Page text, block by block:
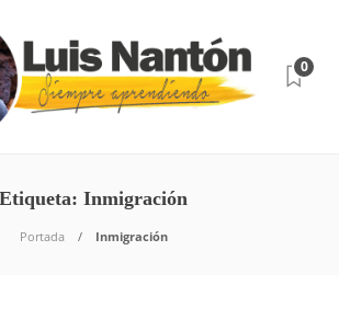
0
Etiqueta: Inmigración
Portada Inmigración